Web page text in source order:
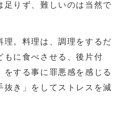
りず、難しいのは当然で
理。料理は、調理をするだ
もに食べさせる、後片付
する事に罪悪感を感じる
抜き」をしてストレスを減